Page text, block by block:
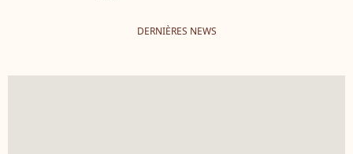
DERNIÈRES NEWS